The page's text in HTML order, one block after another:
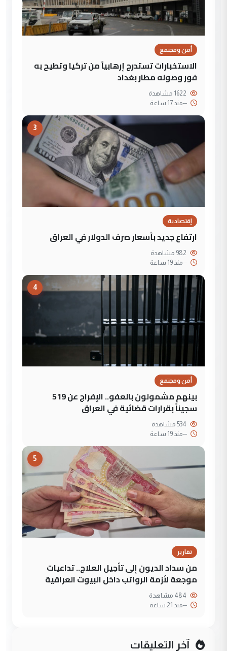
أمن ومجتمع
الاستخبارات تستدرج إرهابياً من تركيا وتطيح به
فور وصوله مطار بغداد
--منذ 17 ساعة
3
إقتصادية
ارتفاع جديد بأسعار صرف الدولار في العراق
--منذ 19 ساعة
4
أمن ومجتمع
بينهم مشمولون بالعفو.. الإفراج عن 519
سجيناً بقرارات قضائية في العراق
--منذ 19 ساعة
5
تقارير
من سداد الديون إلى تأجيل العلاج.. تداعيات
موجعة لأزمة الرواتب داخل البيوت العراقية
--منذ 21 ساعة
آخر التعليقات